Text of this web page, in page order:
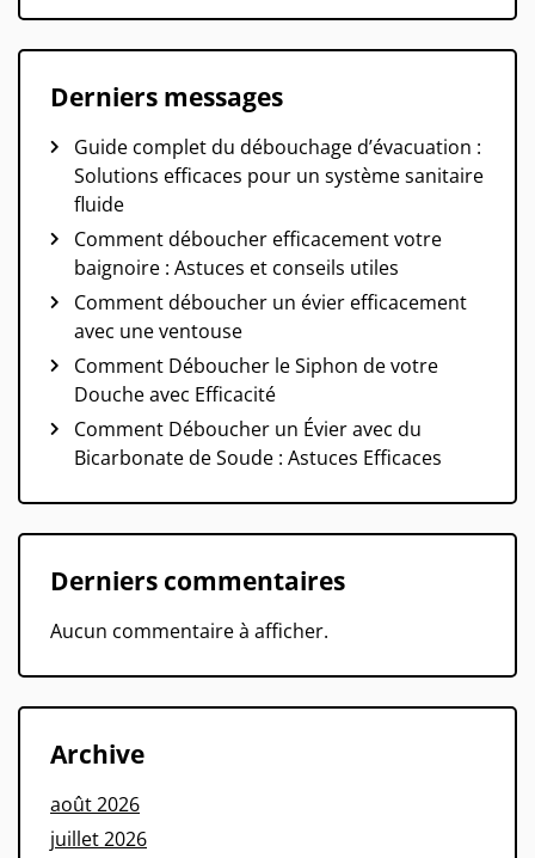
Derniers messages
Guide complet du débouchage d’évacuation :
Solutions efficaces pour un système sanitaire
fluide
Comment déboucher efficacement votre
baignoire : Astuces et conseils utiles
Comment déboucher un évier efficacement
avec une ventouse
Comment Déboucher le Siphon de votre
Douche avec Efficacité
Comment Déboucher un Évier avec du
Bicarbonate de Soude : Astuces Efficaces
Derniers commentaires
Aucun commentaire à afficher.
Archive
août 2026
juillet 2026